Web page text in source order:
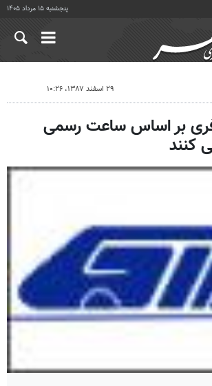
پنجشنبه ۱۵ مرداد ۱۴۰۵
۲۹ اسفند ۱۳۸۷، ۱۰:۲۶
بر اساس ساعت رسمی
کنند